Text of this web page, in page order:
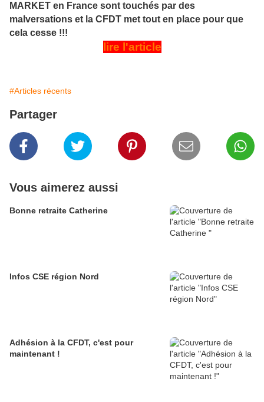
MARKET en France sont touchés par des
malversations et la CFDT met tout en place pour que
cela cesse !!!
lire l'article
#Articles récents
Partager
Vous aimerez aussi
Bonne retraite Catherine
Infos CSE région Nord
Adhésion à la CFDT, c'est pour
maintenant !